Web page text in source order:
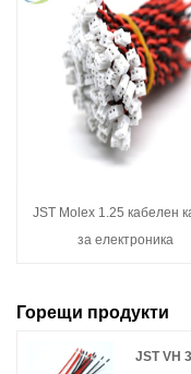
JST Molex 1.25 кабелен
за електроника
Горещи продукти
JST VH